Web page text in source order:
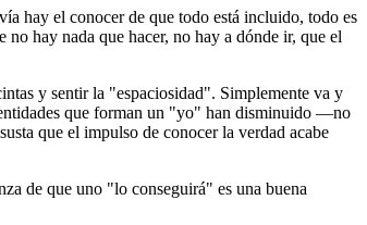
hay el conocer de que todo está incluido, todo es
hay nada que hacer, no hay a dónde ir, que el
y sentir la "espaciosidad". Simplemente va y
que forman un "yo" han disminuido ―no
que el impulso de conocer la verdad acabe
de que uno "lo conseguirá" es una buena